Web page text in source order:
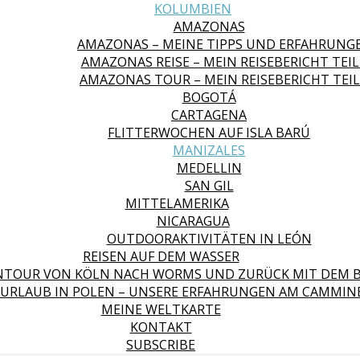
KOLUMBIEN
AMAZONAS
AMAZONAS – MEINE TIPPS UND
AMAZONAS REISE – MEIN REISEBERICHT
AMAZONAS TOUR – MEIN REISEBERICHT
BOGOTÁ
CARTAGENA
FLITTERWOCHEN AUF ISLA BARÚ
MANIZALES
MEDELLIN
SAN GIL
MITTELAMERIKA
NICARAGUA
OUTDOORAKTIVITÄTEN IN LEÓN
REISEN AUF DEM WASSER
VON KÖLN NACH WORMS UND ZURÜCK MIT DEM
IN POLEN – UNSERE ERFAHRUNGEN AM
MEINE WELTKARTE
KONTAKT
SUBSCRIBE